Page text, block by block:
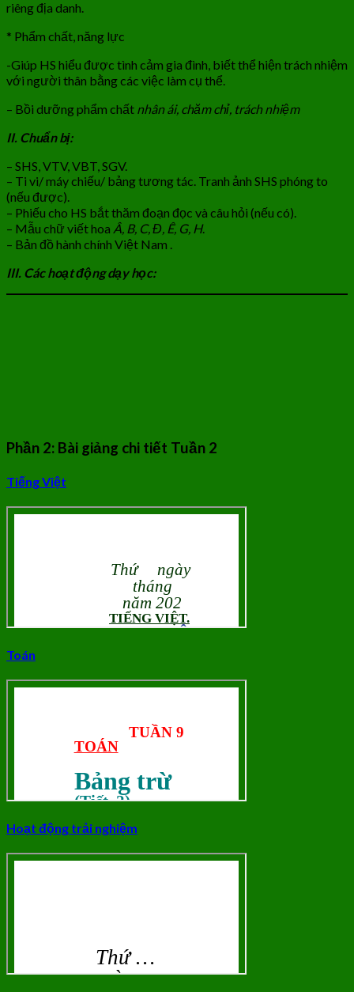
riêng địa danh.
* Phẩm chất, năng lực
-Giúp HS hiểu được tình cảm gia đình, biết thể hiện trách nhiệm
với người thân bằng các việc làm cụ thể.
– Bồi dưỡng phẩm chất nhân ái, chăm chỉ, trách nhiệm
II. Chuẩn bị:
– SHS, VTV, VBT, SGV.
– Ti vi/ máy chiếu/ bảng tương tác. Tranh ảnh SHS phóng to
(nếu được).
– Phiếu cho HS bắt thăm đoạn đọc và câu hỏi (nếu có).
– Mẫu chữ viết hoa Â, B, C, Đ, Ê, G, H.
– Bản đồ hành chính Việt Nam .
III. Các hoạt động dạy học:
Phần 2: Bài giảng chi tiết Tuần 2
Tiếng Việt
Toán
Hoạt động trải nghiệm